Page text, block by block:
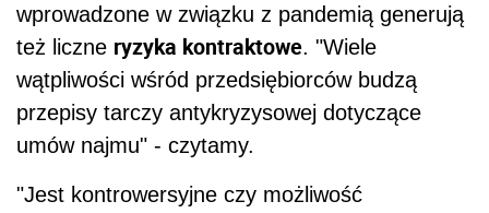
wprowadzone w związku z pandemią generują
też liczne ryzyka kontraktowe. "Wiele
wątpliwości wśród przedsiębiorców budzą
przepisy tarczy antykryzysowej dotyczące
umów najmu" - czytamy.
"Jest kontrowersyjne czy możliwość